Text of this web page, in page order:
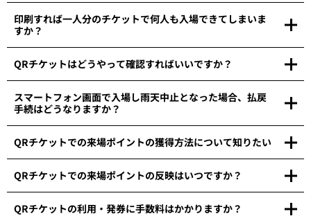
印刷すれば一人分のチケットで何人も入場できてしまいま
すか？
QRチケットはどうやって確認すればいいですか？
スマートフォン画面で入場し雨天中止となった場合、払戻
手続はどうなりますか？
QRチケットでの来場ポイントの獲得方法について知りたい
QRチケットでの来場ポイントの反映はいつですか？
QRチケットの利用・発券に手数料はかかりますか？